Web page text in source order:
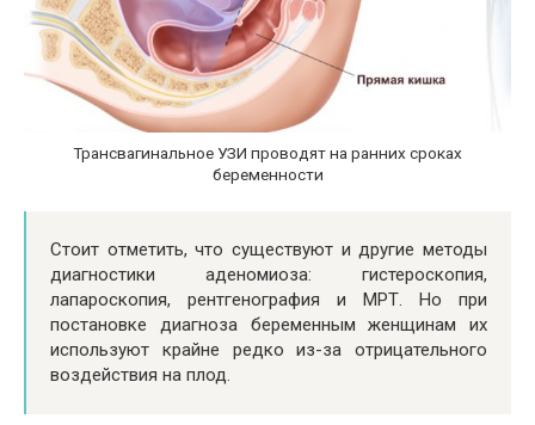
Трансвагинальное УЗИ проводят на ранних сроках
беременности
Стоит отметить, что существуют и другие методы
диагностики аденомиоза: гистероскопия,
лапароскопия, рентгенография и МРТ. Но при
постановке диагноза беременным женщинам их
используют крайне редко из-за отрицательного
воздействия на плод.